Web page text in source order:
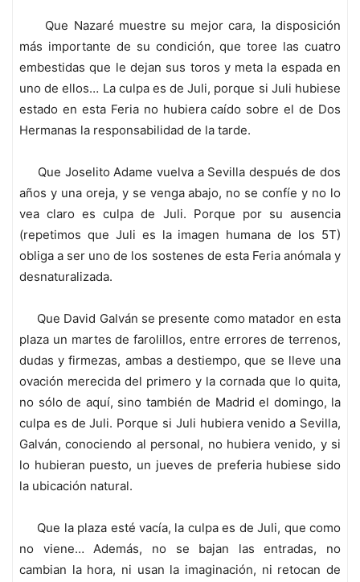
Que Nazaré muestre su mejor cara, la disposición
más importante de su condición, que toree las cuatro
embestidas que le dejan sus toros y meta la espada en
uno de ellos… La culpa es de Juli, porque si Juli hubiese
estado en esta Feria no hubiera caído sobre el de Dos
Hermanas la responsabilidad de la tarde.
Que Joselito Adame vuelva a Sevilla después de dos
años y una oreja, y se venga abajo, no se confíe y no lo
vea claro es culpa de Juli. Porque por su ausencia
(repetimos que Juli es la imagen humana de los 5T)
obliga a ser uno de los sostenes de esta Feria anómala y
desnaturalizada.
Que David Galván se presente como matador en esta
plaza un martes de farolillos, entre errores de terrenos,
dudas y firmezas, ambas a destiempo, que se lleve una
ovación merecida del primero y la cornada que lo quita,
no sólo de aquí, sino también de Madrid el domingo, la
culpa es de Juli. Porque si Juli hubiera venido a Sevilla,
Galván, conociendo al personal, no hubiera venido, y si
lo hubieran puesto, un jueves de preferia hubiese sido
la ubicación natural.
Que la plaza esté vacía, la culpa es de Juli, que como
no viene… Además, no se bajan las entradas, no
cambian la hora, ni usan la imaginación, ni retocan de